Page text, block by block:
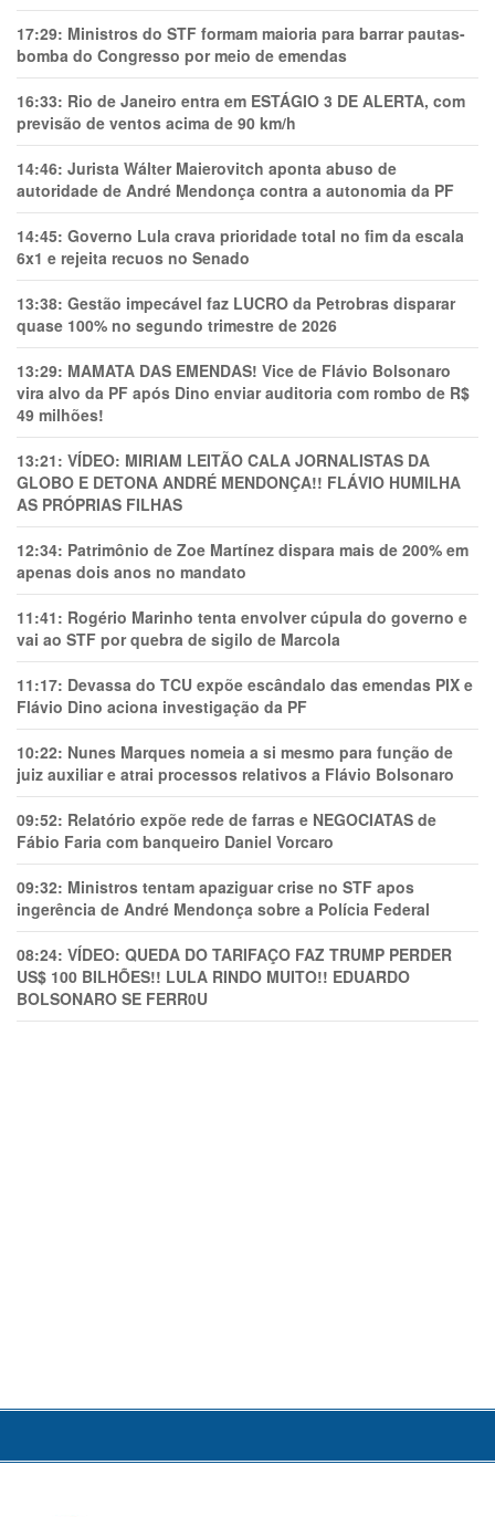
17:29: Ministros do STF formam maioria para barrar pautas-
bomba do Congresso por meio de emendas
16:33: Rio de Janeiro entra em ESTÁGIO 3 DE ALERTA, com
previsão de ventos acima de 90 km/h
14:46: Jurista Wálter Maierovitch aponta abuso de
autoridade de André Mendonça contra a autonomia da PF
14:45: Governo Lula crava prioridade total no fim da escala
6x1 e rejeita recuos no Senado
13:38: Gestão impecável faz LUCRO da Petrobras disparar
quase 100% no segundo trimestre de 2026
13:29: MAMATA DAS EMENDAS! Vice de Flávio Bolsonaro
vira alvo da PF após Dino enviar auditoria com rombo de R$
49 milhões!
13:21: VÍDEO: MIRIAM LEITÃO CALA JORNALISTAS DA
GLOBO E DETONA ANDRÉ MENDONÇA!! FLÁVIO HUMILHA
AS PRÓPRIAS FILHAS
12:34: Patrimônio de Zoe Martínez dispara mais de 200% em
apenas dois anos no mandato
11:41: Rogério Marinho tenta envolver cúpula do governo e
vai ao STF por quebra de sigilo de Marcola
11:17: Devassa do TCU expõe escândalo das emendas PIX e
Flávio Dino aciona investigação da PF
10:22: Nunes Marques nomeia a si mesmo para função de
juiz auxiliar e atrai processos relativos a Flávio Bolsonaro
09:52: Relatório expõe rede de farras e NEGOCIATAS de
Fábio Faria com banqueiro Daniel Vorcaro
09:32: Ministros tentam apaziguar crise no STF apos
ingerência de André Mendonça sobre a Polícia Federal
08:24: VÍDEO: QUEDA DO TARIFAÇO FAZ TRUMP PERDER
US$ 100 BILHÕES!! LULA RINDO MUITO!! EDUARDO
BOLSONARO SE FERR0U